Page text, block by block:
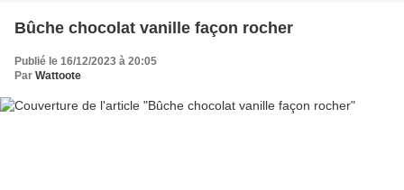
Bûche chocolat vanille façon rocher
Publié le 16/12/2023 à 20:05
Par Wattoote